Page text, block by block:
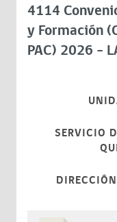
4114
y Formación
PAC) 2026 -
SERVICIO